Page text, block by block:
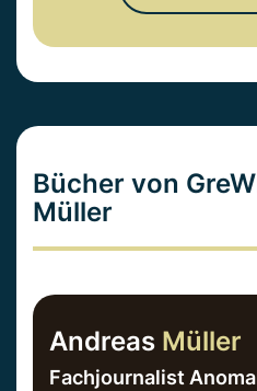
Bücher von
Müller
Andreas Müller
Fachjournalist